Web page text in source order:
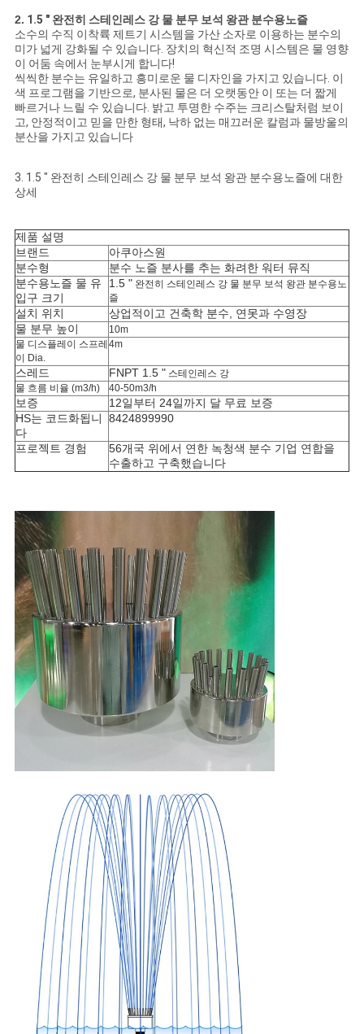
트
맵
PRIVACY
POLICY
2. 1.5 " 완전히 스테인레스 강 물 분무 보석 왕관 분수용노즐
소수의 수직 이착륙 제트기 시스템을 가산 소자로 이용하는 분수의
미가 넓게 강화될 수 있습니다. 장치의 혁신적 조명 시스템은 물 영향
이 어둠 속에서 눈부시게 합니다!
씩씩한 분수는 유일하고 흥미로운 물 디자인을 가지고 있습니다. 이
색 프로그램을 기반으로, 분사된 물은 더 오랫동안 이 또는 더 짧게
빠르거나 느릴 수 있습니다. 밝고 투명한 수주는 크리스탈처럼 보이
고, 안정적이고 믿을 만한 형태, 낙하 없는 매끄러운 칼럼과 물방울의
분산을 가지고 있습니다
3. 1.5 " 완전히 스테인레스 강 물 분무 보석 왕관 분수용노즐에 대한
상세
제품 설명
브랜드
아쿠아스원
분수형
분수 노즐 분사를 추는 화려한 워터 뮤직
분수용노즐 물 유
입구 크기
1.5 " 완전히 스테인레스 강 물 분무 보석 왕관 분수용노
즐
설치 위치
상업적이고 건축학 분수, 연못과 수영장
물 분무 높이
10m
물 디스플레이 스프레
이 Dia.
4m
스레드 FNPT 1.5 " 스테인레스 강
물 흐름 비율 (m3/h)
40-50m3/h
보증
12일부터 24일까지 달 무료 보증
HS는 코드화됩니
다
8424899990
프로젝트 경험
56개국 위에서 연한 녹청색 분수 기업 연합을
수출하고 구축했습니다